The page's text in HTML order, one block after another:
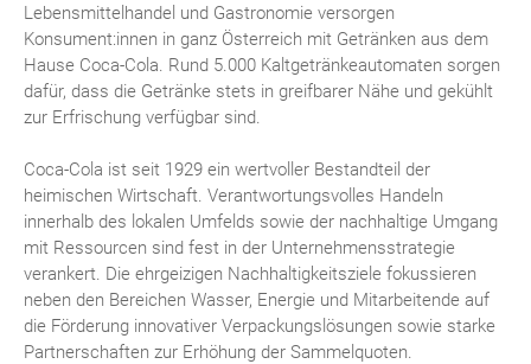
Lebensmittelhandel und Gastronomie versorgen
Konsument:innen in ganz Österreich mit Getränken aus dem
Hause Coca-Cola. Rund 5.000 Kaltgetränkeautomaten sorgen
dafür, dass die Getränke stets in greifbarer Nähe und gekühlt
zur Erfrischung verfügbar sind.
Coca-Cola ist seit 1929 ein wertvoller Bestandteil der
heimischen Wirtschaft. Verantwortungsvolles Handeln
innerhalb des lokalen Umfelds sowie der nachhaltige Umgang
mit Ressourcen sind fest in der Unternehmensstrategie
verankert. Die ehrgeizigen Nachhaltigkeitsziele fokussieren
neben den Bereichen Wasser, Energie und Mitarbeitende auf
die Förderung innovativer Verpackungslösungen sowie starke
Partnerschaften zur Erhöhung der Sammelquoten.